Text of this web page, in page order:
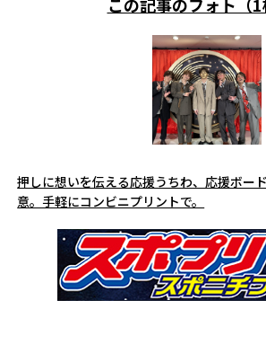
押しに想いを伝える応援うちわ、応援ボー
意。手軽にコンビニプリントで。